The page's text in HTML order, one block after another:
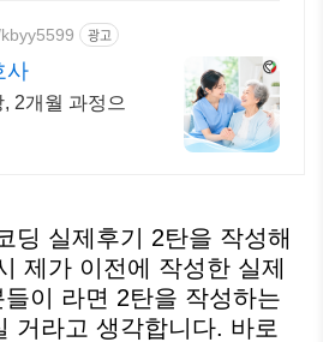
광고
사
2개월 과정으
딩 실제후기 2탄을 작성해
제가 이전에 작성한 실제
이 라면 2탄을 작성하는
거라고 생각합니다. 바로